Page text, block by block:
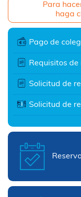
Para
haga
Pago de
Requisitos
Solicitud de
Solicitud de